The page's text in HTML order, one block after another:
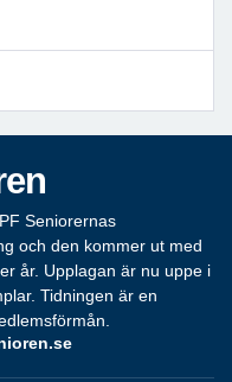
Seniorernas
och den kommer ut med
år. Upplagan är nu uppe i
Tidningen är en